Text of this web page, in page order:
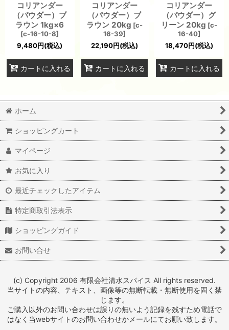
コリアンダー
（パウダー）ブ
ラウン 1kg×6
[c-16-10-8]
9,480円(税込)
カートに入れる
コリアンダー
（パウダー）ブ
ラウン 20kg [c-
16-39]
22,190円(税込)
カートに入れる
コリアンダー
（パウダー）グ
リーン 20kg [c-
16-40]
18,470円(税込)
カートに入れる
ホーム
ショッピングカート
マイページ
お気に入り
最近チェックしたアイテム
特定商取引法表示
ショッピングガイド
お問い合せ
(c) Copyright 2006 有限会社清水スパイス All rights reserved.
当サイトの内容、テキスト、画像等の無断転載・無断使用を固く禁
じます。
ご購入以外のお問い合わせは誤りの無いよう記録を残すため電話で
はなく当webサイトのお問い合わせかメールにてお願い致します。